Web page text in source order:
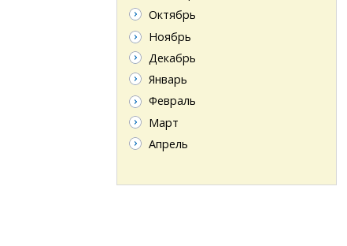
Октябрь
Ноябрь
Декабрь
Январь
Февраль
Март
Апрель